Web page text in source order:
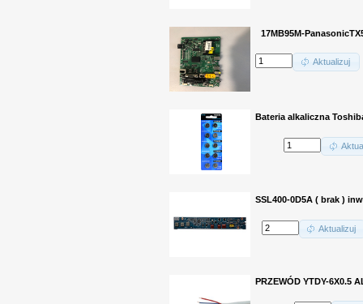
17MB95M-
Aktualizuj
Bateria alkaliczna
SSL400-0D5A ( brak )
Aktualizuj
PRZEWÓD YTDY-6X0.5